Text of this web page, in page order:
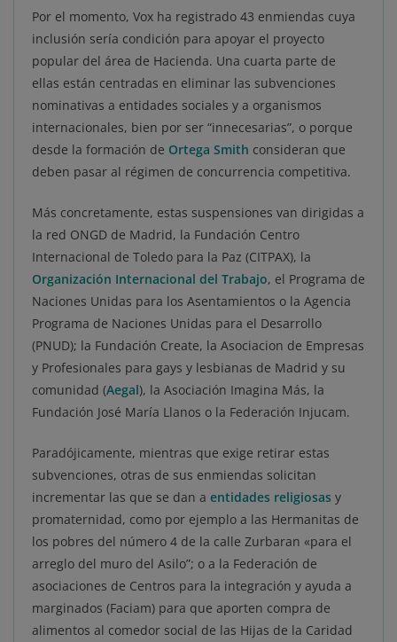
Por el momento, Vox ha registrado 43 enmiendas cuya
inclusión sería condición para apoyar el proyecto
popular del área de Hacienda. Una cuarta parte de
ellas están centradas en eliminar las subvenciones
nominativas a entidades sociales y a organismos
internacionales, bien por ser “innecesarias”, o porque
desde la formación de Ortega Smith consideran que
deben pasar al régimen de concurrencia competitiva.
Más concretamente, estas suspensiones van dirigidas a
la red ONGD de Madrid, la Fundación Centro
Internacional de Toledo para la Paz (CITPAX), la
Organización Internacional del Trabajo, el Programa de
Naciones Unidas para los Asentamientos o la Agencia
Programa de Naciones Unidas para el Desarrollo
(PNUD); la Fundación Create, la Asociacion de Empresas
y Profesionales para gays y lesbianas de Madrid y su
comunidad (Aegal), la Asociación Imagina Más, la
Fundación José María Llanos o la Federación Injucam.
Paradójicamente, mientras que exige retirar estas
subvenciones, otras de sus enmiendas solicitan
incrementar las que se dan a entidades religiosas y
promaternidad, como por ejemplo a las Hermanitas de
los pobres del número 4 de la calle Zurbaran «para el
arreglo del muro del Asilo”; o a la Federación de
asociaciones de Centros para la integración y ayuda a
marginados (Faciam) para que aporten compra de
alimentos al comedor social de las Hijas de la Caridad